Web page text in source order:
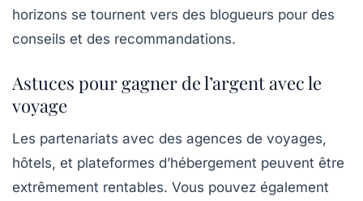
horizons se tournent vers des blogueurs pour des
conseils et des recommandations.
Astuces pour gagner de l’argent avec le
voyage
Les partenariats avec des agences de voyages,
hôtels, et plateformes d’hébergement peuvent être
extrêmement rentables. Vous pouvez également